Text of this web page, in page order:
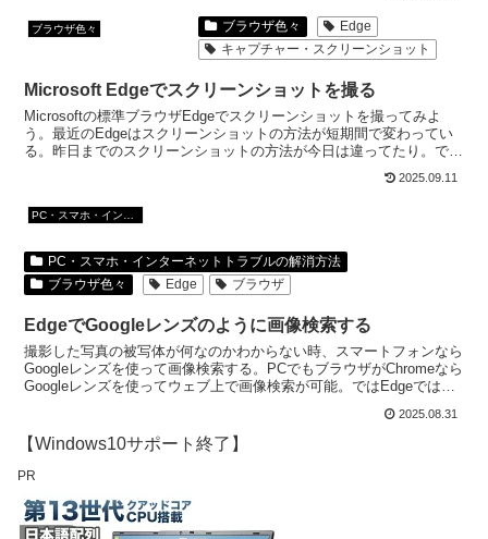
ブラウザ色々 ブラウザ色々
Edge
キャプチャー・スクリーンショット
Microsoft Edgeでスクリーンショットを撮る
Microsoftの標準ブラウザEdgeでスクリーンショットを撮ってみよ
う。最近のEdgeはスクリーンショットの方法が短期間で変わってい
る。昨日までのスクリーンショットの方法が今日は違ってたり。で
2025.09.11
PC・スマホ・インターネットトラブルの解消方法
PC・スマホ・インターネットトラブルの解消方法
ブラウザ色々
Edge ブラウザ
EdgeでGoogleレンズのように画像検索する
撮影した写真の被写体が何なのかわからない時、スマートフォンなら
Googleレンズを使って画像検索する。PCでもブラウザがChromeなら
Googleレンズを使ってウェブ上で画像検索が可能。ではEdgeでは画
2025.08.31
【Windows10サポート終了】
PR